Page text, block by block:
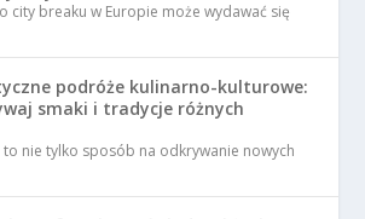
city breaku w Europie może wydawać się
podróże kulinarno-kulturowe:
smaki i tradycje różnych
nie tylko sposób na odkrywanie nowych